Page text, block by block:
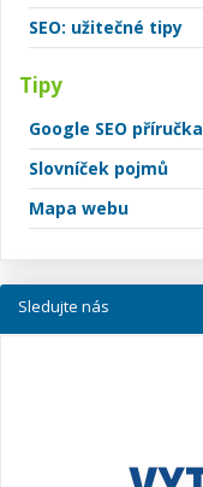
SEO: užitečné tipy
Tipy
Google SEO příručka
Slovníček pojmů
Mapa webu
Sledujte nás